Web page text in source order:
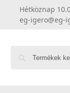
Hétköznap
eg-igero@eg-